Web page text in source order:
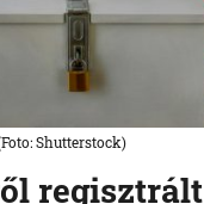
regisztrált
Shutterstock)